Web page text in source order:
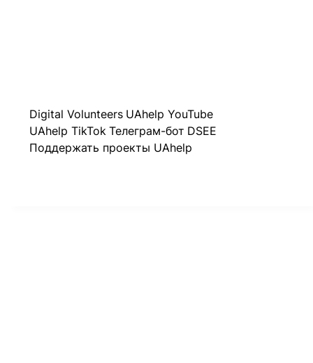
Digital Volunteers UAhelp YouTube
UAhelp TikTok Телеграм-бот DSEE
Поддержать проекты UAhelp